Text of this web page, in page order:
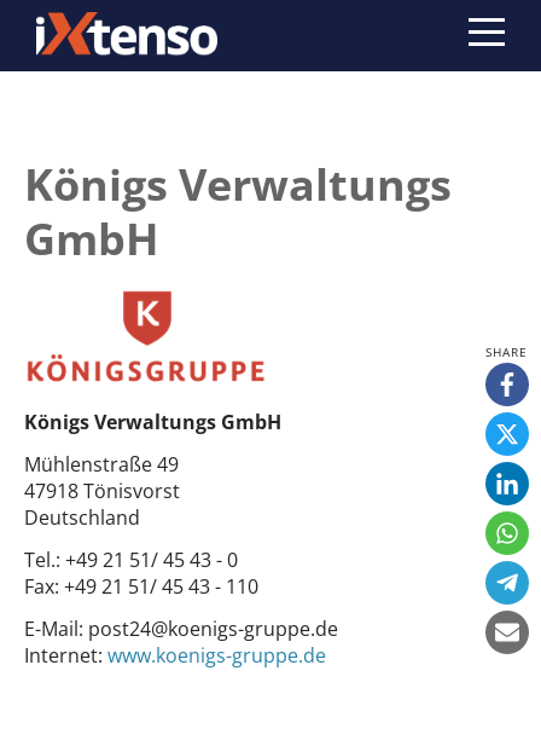
Königs Verwaltungs
GmbH
Königs Verwaltungs GmbH
Mühlenstraße 49
47918 Tönisvorst
Deutschland
Tel.: +49 21 51/ 45 43 - 0
Fax: +49 21 51/ 45 43 - 110
E-Mail: post24@koenigs-gruppe.de
Internet: www.koenigs-gruppe.de